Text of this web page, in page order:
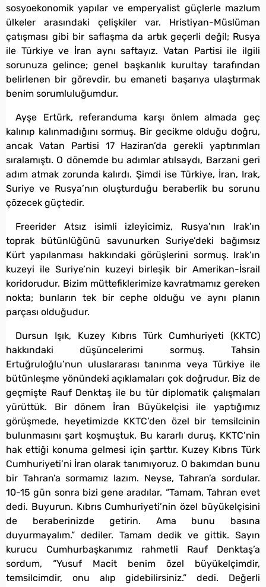
sosyoekonomik yapılar ve emperyalist güçlerle mazlum
ülkeler arasındaki çelişkiler var. Hristiyan-Müslüman
çatışması gibi bir saflaşma da artık geçerli değil; Rusya
ile Türkiye ve İran aynı saftayız. Vatan Partisi ile ilgili
sorunuza gelince; genel başkanlık kurultay tarafından
belirlenen bir görevdir, bu emaneti başarıya ulaştırmak
benim sorumluluğumdur.
Ayşe Ertürk, referanduma karşı önlem almada geç
kalınıp kalınmadığını sormuş. Bir gecikme olduğu doğru,
ancak Vatan Partisi 17 Haziran’da gerekli yaptırımları
sıralamıştı. O dönemde bu adımlar atılsaydı, Barzani geri
adım atmak zorunda kalırdı. Şimdi ise Türkiye, İran, Irak,
Suriye ve Rusya’nın oluşturduğu beraberlik bu sorunu
çözecek güçtedir.
Freerider Atsız isimli izleyicimiz, Rusya’nın Irak’ın
toprak bütünlüğünü savunurken Suriye’deki bağımsız
Kürt yapılanması hakkındaki görüşlerini sormuş. Irak’ın
kuzeyi ile Suriye’nin kuzeyi birleşik bir Amerikan-İsrail
koridorudur. Bizim müttefiklerimize kavratmamız gereken
nokta; bunların tek bir cephe olduğu ve aynı planın
parçası olduğudur.
Dursun Işık, Kuzey Kıbrıs Türk Cumhuriyeti (KKTC)
hakkındaki düşüncelerimi sormuş. Tahsin
Ertuğruloğlu’nun uluslararası tanınma veya Türkiye ile
bütünleşme yönündeki açıklamaları çok doğrudur. Biz de
geçmişte Rauf Denktaş ile bu tür diplomatik çalışmaları
yürüttük. Bir dönem İran Büyükelçisi ile yaptığımız
görüşmede, heyetimizde KKTC’den özel bir temsilcinin
bulunmasını şart koşmuştuk. Bu kararlı duruş, KKTC’nin
hak ettiği konuma gelmesi için şarttır. Kuzey Kıbrıs Türk
Cumhuriyeti’ni İran olarak tanımıyoruz. O bakımdan bunu
bir Tahran’a sormamız lazım. Neyse, Tahran’a sordular.
10-15 gün sonra bizi gene aradılar. “Tamam, Tahran evet
dedi. Buyurun. Kıbrıs Cumhuriyeti’nin özel büyükelçisini
de beraberinizde getirin. Ama bunu basına
duyurmayalım.” dediler. Tamam dedik ve gittik. Sayın
kurucu Cumhurbaşkanımız rahmetli Rauf Denktaş’a
sordum, “Yusuf Macit benim özel büyükelçimdir,
temsilcimdir, onu alıp gidebilirsiniz.” dedi. Değerli